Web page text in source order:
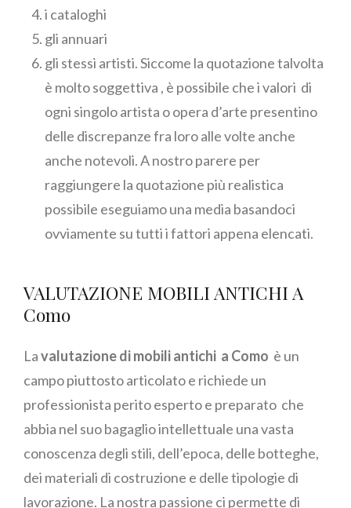
i cataloghi
gli annuari
gli stessi artisti. Siccome la quotazione talvolta
è molto soggettiva , è possibile che i valori di
ogni singolo artista o opera d’arte presentino
delle discrepanze fra loro alle volte anche
anche notevoli. A nostro parere per
raggiungere la quotazione più realistica
possibile eseguiamo una media basandoci
ovviamente su tutti i fattori appena elencati.
VALUTAZIONE MOBILI ANTICHI A
Como
Lavalutazione di mobili antichi a Como è un
campo piuttosto articolato e richiede un
professionista perito esperto e preparato che
abbia nel suo bagaglio intellettuale una vasta
conoscenza degli stili, dell’epoca, delle botteghe,
dei materiali di costruzione e delle tipologie di
lavorazione. La nostra passione ci permette di